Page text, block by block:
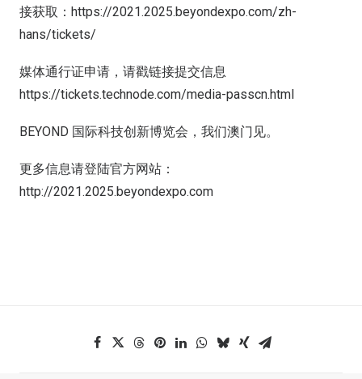
接获取：https://2021.2025.beyondexpo.com/zh-
hans/tickets/
媒体通行证申请，请戳链接提交信息
https://tickets.technode.com/media-passcn.html
BEYOND 国际科技创新博览会，我们澳门见。
更多信息请登陆官方网站：
http://2021.2025.beyondexpo.com